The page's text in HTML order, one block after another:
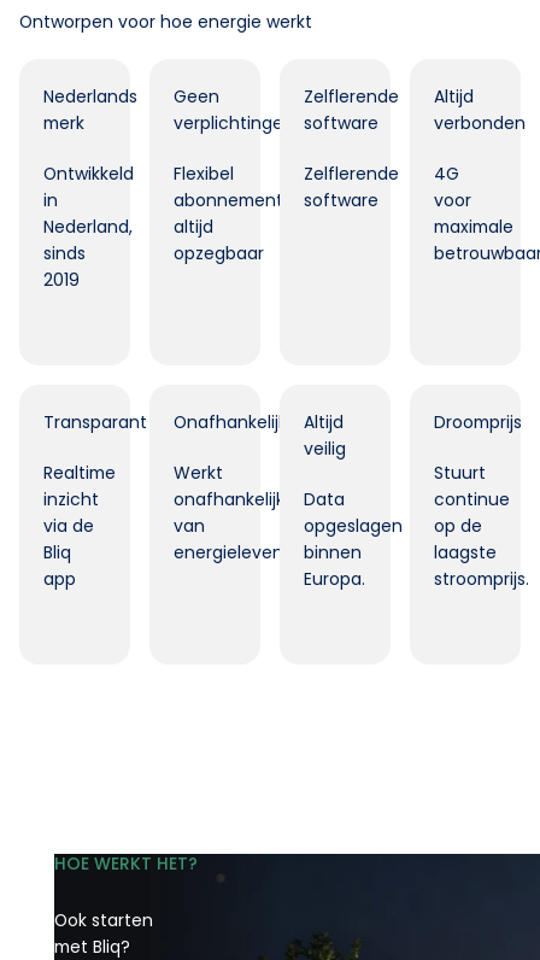
Ontworpen voor hoe energie werkt
Nederlands
merk
Ontwikkeld
in
Nederland,
sinds
2019
Geen
verplichtingen
Flexibel
abonnement,
altijd
opzegbaar
Zelflerende
software
Zelflerende
software
Altijd
verbonden
4G
voor
maximale
Transparant
Realtime
inzicht
via de
Bliq
app
Onafhankelijk
Werkt
onafhankelijk
van
energielevenacier
Altijd
veilig
Data
opgeslagen
binnen
Europa.
Droomprijs
Stuurt
continue
op de
laagste
stroomprijs.
HOE WERKT HET?
Ook starten
met Bliq?